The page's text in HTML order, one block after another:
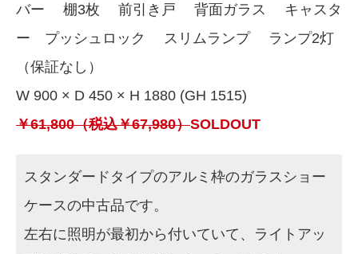
バー 棚3枚 前引き戸 背面ガラス キャスタ
ー プッシュロック スリムランプ ランプ2灯
（保証なし）
W 900 × D 450 × H 1880 (GH 1515)
￥61,800（税込￥67,980）SOLDOUT
スタンダードタイプのアルミ枠のガラスショー
ケースの中古品です。
左右に照明が最初から付いていて、ライトアッ